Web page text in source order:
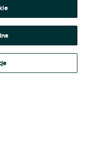
wskazanych powyżej,
aktualnym brzmieniu.